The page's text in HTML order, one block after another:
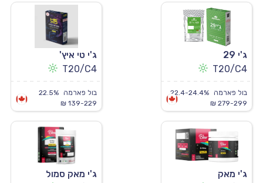
ג'י 29
T20/C4
בול פארמה
22.4-24.4%
279-299 ₪
ג'י טי איץ'
T20/C4
בול פארמה
22.5%
139-229 ₪
ג'י מאק
ג'י מאק סמול